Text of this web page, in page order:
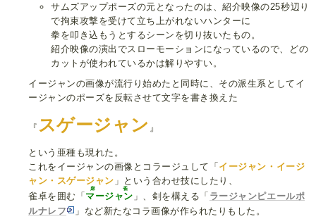
サムズアップポーズの元となったのは、紹介映像の25秒辺り
で拘束攻撃を受けて立ち上がれないハンターに
拳を叩き込もうとするシーンを切り抜いたもの。
紹介映像の演出でスローモーションになっているので、どの
カットが使われているかは解りやすい。
イージャンの画像が流行り始めたと同時に、その派生系としてイ
ージャンのポーズを反転させて文字を書き換えた
『 スゲージャン 』
という亜種も現れた。
これをイージャンの画像とコラージュして「 イージャン・イージ
ャン・スゲージャン 」という合わせ技にしたり、
雀卓を囲む「 マージャン
麻雀
」、剣を構える「 ラージャンピエールポ
ルナレフ
」など新たなコラ画像が作られたりもした。